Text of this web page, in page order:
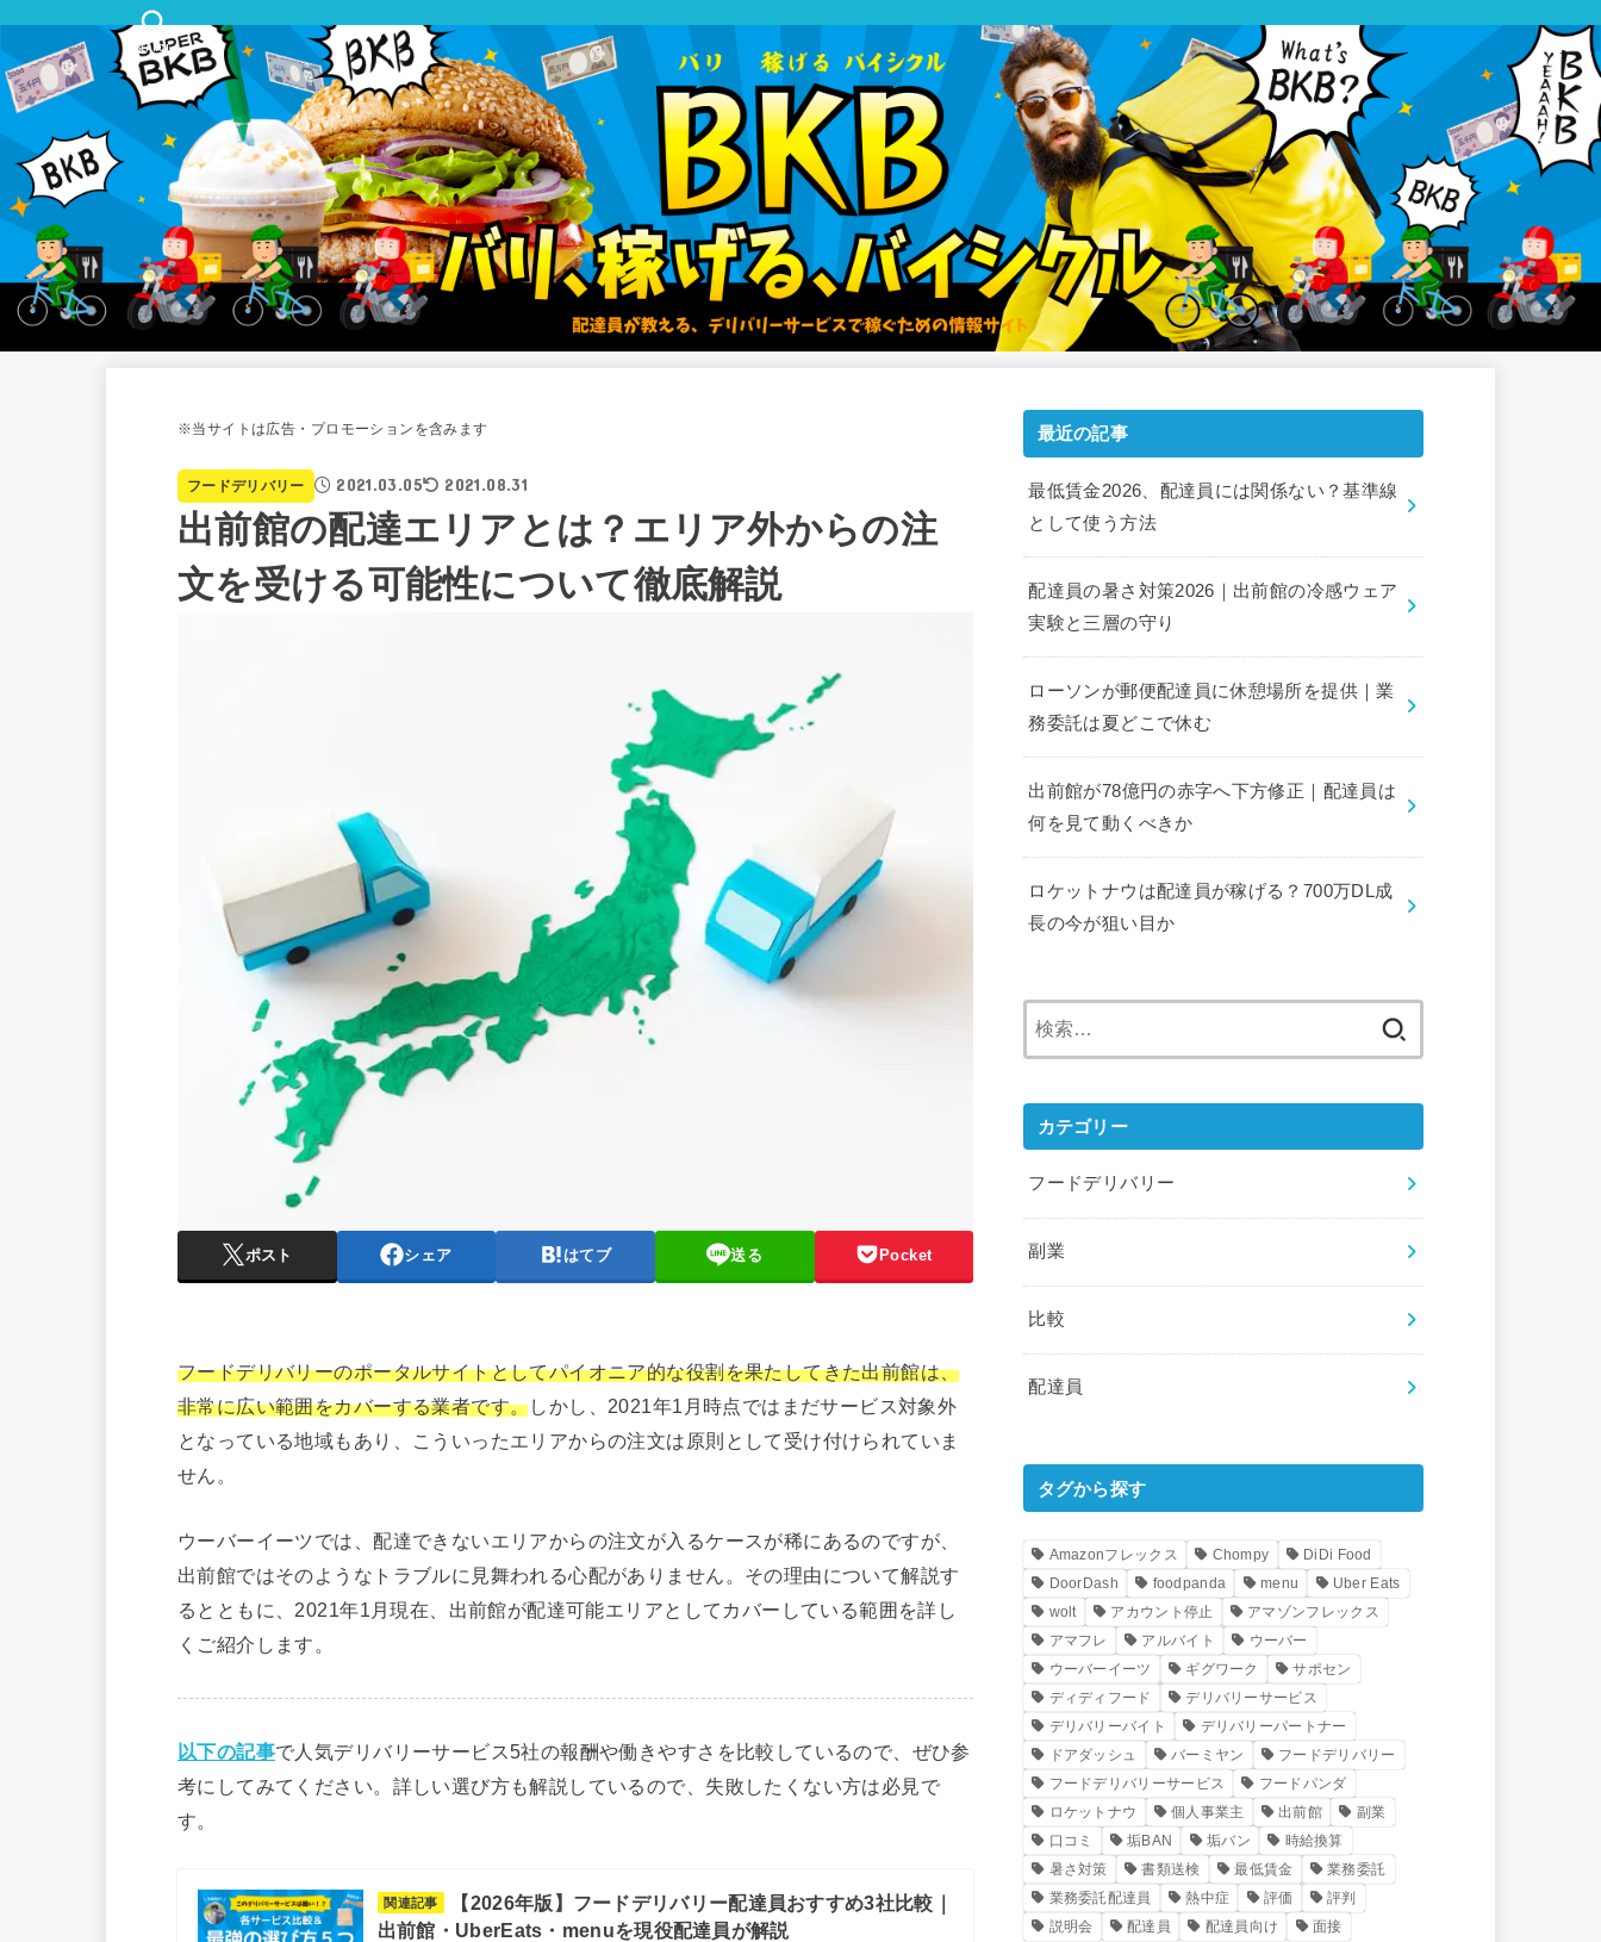
SEARCH
※当サイトは広告・プロモーションを含みます
フードデリバリー 2021.03.05 2021.08.31
出前館の配達エリアとは？エリア外からの注
文を受ける可能性について徹底解説
ポスト シェア はてブ 送る Pocket
フードデリバリーのポータルサイトとしてパイオニア的な役割を果たしてきた出前館は、
非常に広い範囲をカバーする業者です。 しかし、2021年1月時点ではまだサービス対象外
となっている地域もあり、こういったエリアからの注文は原則として受け付けられていま
せん。
ウーバーイーツでは、配達できないエリアからの注文が入るケースが稀にあるのですが、
出前館ではそのようなトラブルに見舞われる心配がありません。その理由について解説す
るとともに、2021年1月現在、出前館が配達可能エリアとしてカバーしている範囲を詳し
くご紹介します。
以下の記事で人気デリバリーサービス5社の報酬や働きやすさを比較しているので、ぜひ参
考にしてみてください。詳しい選び方も解説しているので、失敗したくない方は必見で
す。
関連記事
【2026年版】フードデリバリー配達員おすすめ3社比較｜
出前館・UberEats・menuを現役配達員が解説
最近の記事
最低賃金2026、配達員には関係ない？基準線
として使う方法
配達員の暑さ対策2026｜出前館の冷感ウェア
実験と三層の守り
ローソンが郵便配達員に休憩場所を提供｜業
務委託は夏どこで休む
出前館が78億円の赤字へ下方修正｜配達員は
何を見て動くべきか
ロケットナウは配達員が稼げる？700万DL成
長の今が狙い目か
カテゴリー
フードデリバリー
副業
比較
配達員
タグから探す
Amazonフレックス Chompy
DiDi Food
DoorDash
foodpanda menu
Uber Eats
wolt
アカウント停止
アマゾンフレックス
アマフレ
アルバイト
ウーバー
ウーバーイーツ
ギグワーク
サポセン
ディディフード
デリバリーサービス
デリバリーバイト
デリバリーパートナー
ドアダッシュ
バーミヤン
フードデリバリー
フードデリバリーサービス
フードパンダ
ロケットナウ
個人事業主 出前館
副業
口コミ
垢BAN 垢バン
時給換算
暑さ対策
書類送検 最低賃金
業務委託
業務委託配達員
熱中症 評価
評判
説明会
配達員 配達員向け 面接